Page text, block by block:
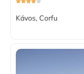
Kávos, Corfu